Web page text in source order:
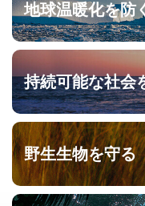
地球温暖化を防
持続可能な社会
野生生物を守る